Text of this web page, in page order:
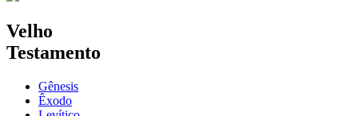
Velho
Testamento
Gênesis
Êxodo